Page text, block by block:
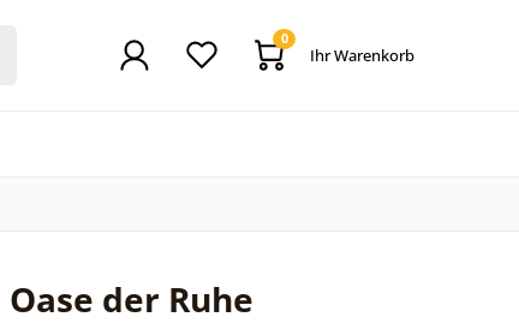
0
Ihr Warenkorb
der Ruhe